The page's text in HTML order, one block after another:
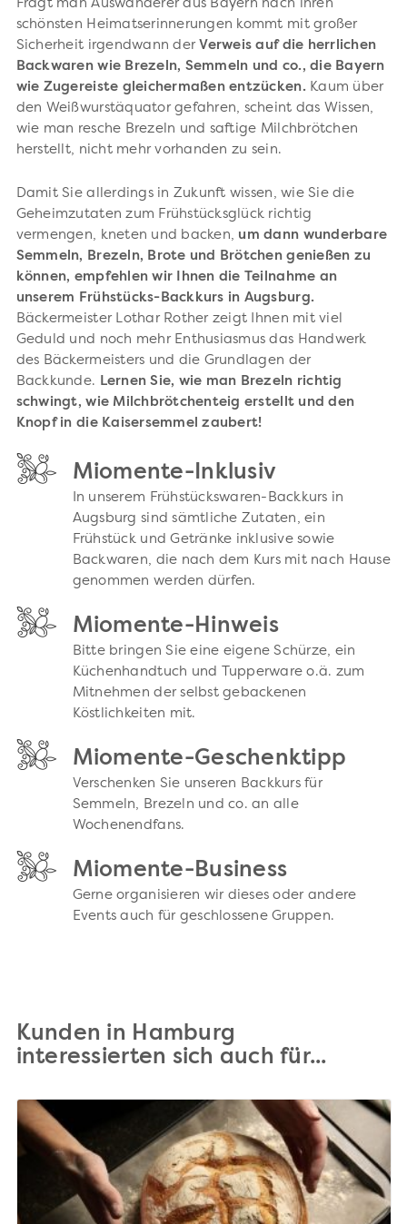
Fragt man Auswanderer aus Bayern nach ihren
schönsten Heimatserinnerungen kommt mit großer
Sicherheit irgendwann der Verweis auf die herrlichen
Backwaren wie Brezeln, Semmeln und co., die Bayern
wie Zugereiste gleichermaßen entzücken. Kaum über
den Weißwurstäquator gefahren, scheint das Wissen,
wie man resche Brezeln und saftige Milchbrötchen
herstellt, nicht mehr vorhanden zu sein.
Damit Sie allerdings in Zukunft wissen, wie Sie die
Geheimzutaten zum Frühstücksglück richtig
vermengen, kneten und backen, um dann wunderbare
Semmeln, Brezeln, Brote und Brötchen genießen zu
können, empfehlen wir Ihnen die Teilnahme an
unserem Frühstücks-Backkurs in Augsburg.
Bäckermeister Lothar Rother zeigt Ihnen mit viel
Geduld und noch mehr Enthusiasmus das Handwerk
des Bäckermeisters und die Grundlagen der
Backkunde. Lernen Sie, wie man Brezeln richtig
schwingt, wie Milchbrötchenteig erstellt und den
Knopf in die Kaisersemmel zaubert!
Miomente-Inklusiv
In unserem Frühstückswaren-Backkurs in
Augsburg sind sämtliche Zutaten, ein
Frühstück und Getränke inklusive sowie
Backwaren, die nach dem Kurs mit nach Hause
genommen werden dürfen.
Miomente-Hinweis
Bitte bringen Sie eine eigene Schürze, ein
Küchenhandtuch und Tupperware o.ä. zum
Mitnehmen der selbst gebackenen
Köstlichkeiten mit.
Miomente-Geschenktipp
Verschenken Sie unseren Backkurs für
Semmeln, Brezeln und co. an alle
Wochenendfans.
Miomente-Business
Gerne organisieren wir dieses oder andere
Events auch für geschlossene Gruppen.
Kunden in Hamburg
interessierten sich auch für...